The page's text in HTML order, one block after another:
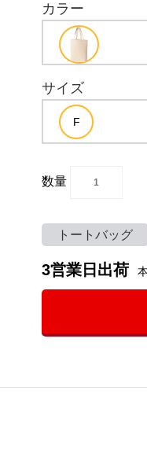
カラー
サイズ
数量
トートバッグ
3営業日出荷